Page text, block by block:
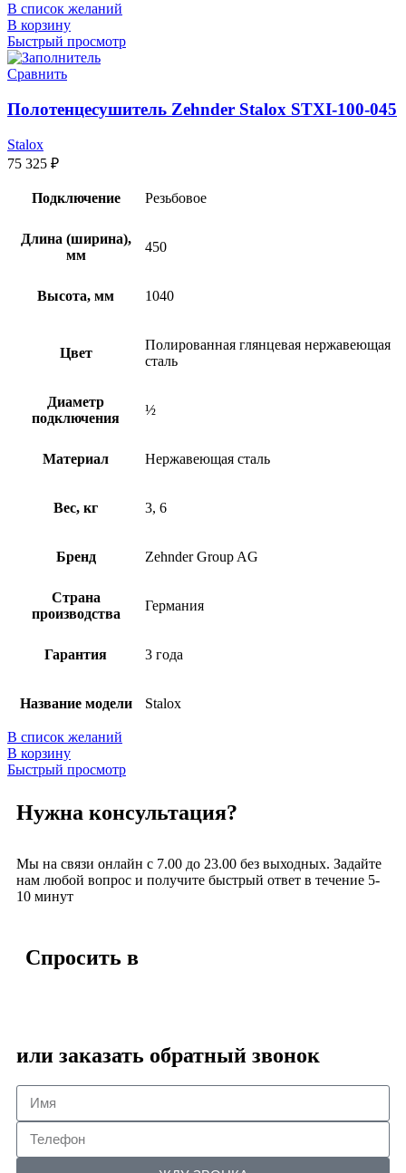
В список желаний
В корзину
Быстрый просмотр
Сравнить
Полотенцесушитель Zehnder Stalox STXI-100-045
Stalox
75 325 ₽
Подключение Резьбовое
Длина (ширина),
мм
450
Высота, мм 1040
Цвет
Полированная глянцевая нержавеющая
сталь
Диаметр
подключения
½
Материал Нержавеющая сталь
Вес, кг 3, 6
Бренд Zehnder Group AG
Страна
производства
Германия
Гарантия 3 года
Название модели Stalox
В список желаний
В корзину
Быстрый просмотр
Нужна консультация?
Мы на связи онлайн с 7.00 до 23.00 без выходных. Задайте
нам любой вопрос и получите быстрый ответ в течение 5-
10 минут
Спросить в
или заказать обратный звонок